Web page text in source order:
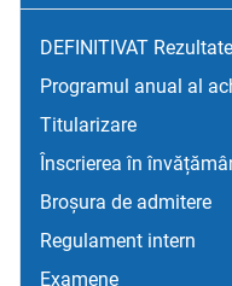
DEFINITIVAT
Programul anual al
Titularizare
Înscrierea în
Broșura de admitere
Regulament intern
Examene